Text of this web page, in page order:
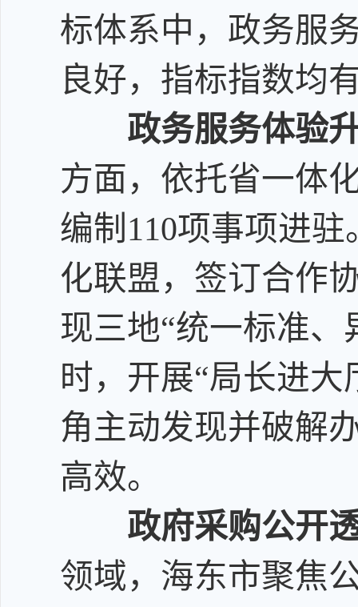
标体系中， 政务服
良好，指标指数均
政务服务体验升
方面，依托省一体
编制 110项事项进驻
化联盟，签订合作
现三地“统一标准、
时，开展“局长进大
角主动发现并破解
高效。
政府采购公开
领域， 海东市聚焦